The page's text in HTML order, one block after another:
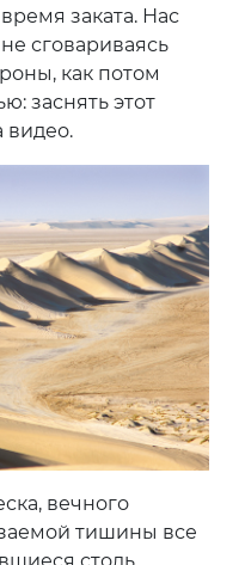
заката. Нас
сговариваясь
как потом
заснять этот
видео.
вечного
тишины все